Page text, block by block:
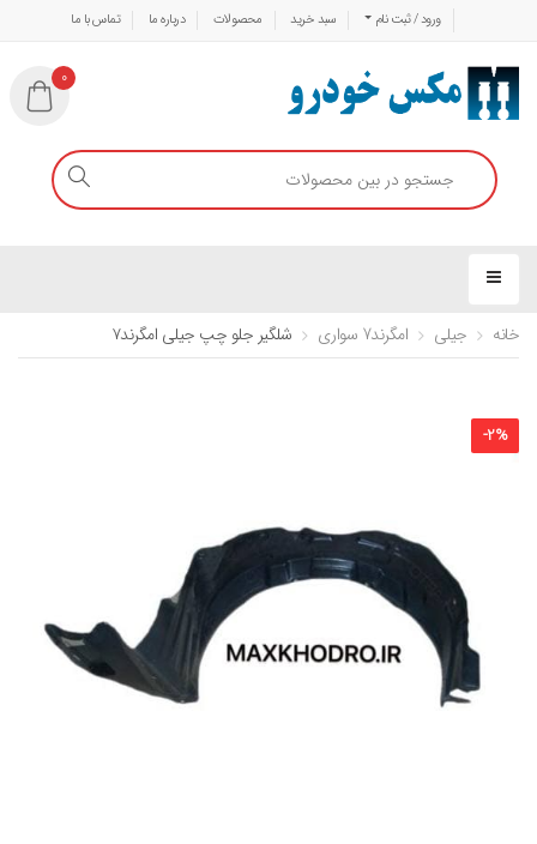
ورود / ثبت نام سبد خرید محصولات درباره ما تماس با ما
0
خانه جیلی امگرند7 سواری شلگیر جلو چپ جیلی امگرند۷
-2%